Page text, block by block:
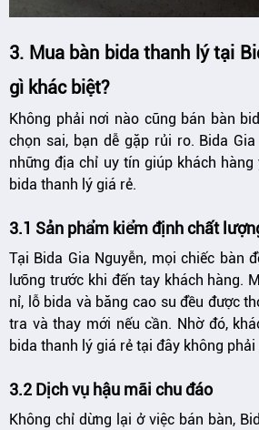
3. Mua bàn bida thanh lý tại
gì khác biệt?
Không phải nơi nào cũng bán bàn
chọn sai, bạn dễ gặp rủi ro. Bida
những địa chỉ uy tín giúp khách
bida thanh lý giá rẻ.
3.1 Sản phẩm kiểm định chất
Tại Bida Gia Nguyễn, mọi chiếc bàn
lưỡng trước khi đến tay khách hàng.
nỉ, lỗ bida và băng cao su đều được
tra và thay mới nếu cần. Nhờ đó,
bida thanh lý giá rẻ tại đây không
3.2 Dịch vụ hậu mãi chu đáo
Không chỉ dừng lại ở việc bán bàn,